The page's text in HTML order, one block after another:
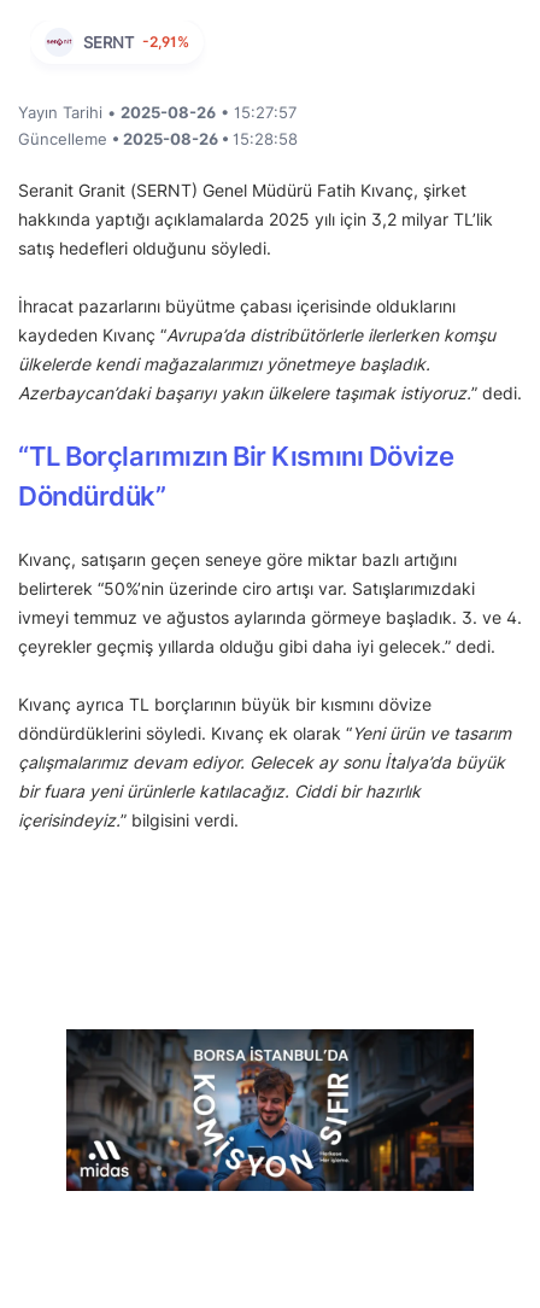
SERNT -2,91%
Yayın Tarihi • 2025-08-26 • 15:27:57
Güncelleme • 2025-08-26 • 15:28:58
Seranit Granit (SERNT) Genel Müdürü Fatih Kıvanç, şirket
hakkında yaptığı açıklamalarda 2025 yılı için 3,2 milyar TL’lik
satış hedefleri olduğunu söyledi.
İhracat pazarlarını büyütme çabası içerisinde olduklarını
kaydeden Kıvanç “Avrupa’da distribütörlerle ilerlerken komşu
ülkelerde kendi mağazalarımızı yönetmeye başladık.
Azerbaycan’daki başarıyı yakın ülkelere taşımak istiyoruz.” dedi.
“TL Borçlarımızın Bir Kısmını Dövize
Döndürdük”
Kıvanç, satışarın geçen seneye göre miktar bazlı artığını
belirterek “50%’nin üzerinde ciro artışı var. Satışlarımızdaki
ivmeyi temmuz ve ağustos aylarında görmeye başladık. 3. ve 4.
çeyrekler geçmiş yıllarda olduğu gibi daha iyi gelecek.” dedi.
Kıvanç ayrıca TL borçlarının büyük bir kısmını dövize
döndürdüklerini söyledi. Kıvanç ek olarak “Yeni ürün ve tasarım
çalışmalarımız devam ediyor. Gelecek ay sonu İtalya’da büyük
bir fuara yeni ürünlerle katılacağız. Ciddi bir hazırlık
içerisindeyiz.” bilgisini verdi.